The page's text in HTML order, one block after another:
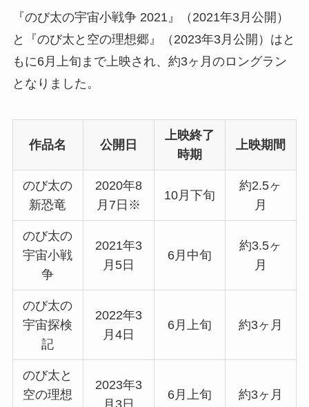
『のび太の宇宙小戦争 2021』（2021年3月公開）
と『のび太と空の理想郷』（2023年3月公開）はと
もに6月上旬まで上映され、約3ヶ月のロングラン
となりました。
作品名 公開日
上映終了
時期
上映期間
のび太の
新恐竜
2020年8
月7日※
10月下旬
約2.5ヶ
月
のび太の
宇宙小戦
争
2021年3
月5日
6月中旬
約3.5ヶ
月
のび太の
宇宙探検
記
2022年3
月4日
6月上旬 約3ヶ月
のび太と
空の理想
2023年3
月3日
6月上旬 約3ヶ月